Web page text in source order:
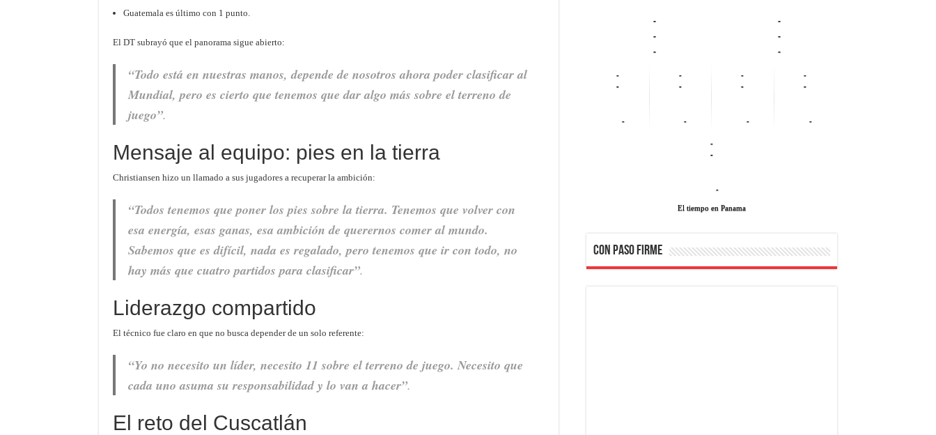
Guatemala es último con 1 punto.
El DT subrayó que el panorama sigue abierto:
“Todo está en nuestras manos, depende de nosotros ahora poder clasificar al
Mundial, pero es cierto que tenemos que dar algo más sobre el terreno de
juego”.
Mensaje al equipo: pies en la tierra
Christiansen hizo un llamado a sus jugadores a recuperar la ambición:
“Todos tenemos que poner los pies sobre la tierra. Tenemos que volver con
esa energía, esas ganas, esa ambición de querernos comer al mundo.
Sabemos que es difícil, nada es regalado, pero tenemos que ir con todo, no
hay más que cuatro partidos para clasificar”.
Liderazgo compartido
El técnico fue claro en que no busca depender de un solo referente:
“Yo no necesito un líder, necesito 11 sobre el terreno de juego. Necesito que
cada uno asuma su responsabilidad y lo van a hacer”.
El reto del Cuscatlán
-
-
-
-
-
-
-
-
-
-
-
-
-
-
-
-
-
-
-
-
-
El tiempo en Panama
CON PASO FIRME